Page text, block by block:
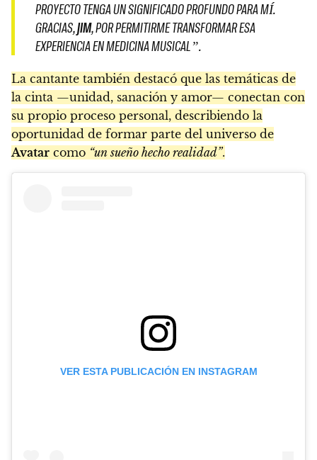
PROYECTO TENGA UN SIGNIFICADO PROFUNDO PARA MÍ.
GRACIAS,JIM, POR PERMITIRME TRANSFORMAR ESA
EXPERIENCIA EN MEDICINA MUSICAL”.
La cantante también destacó que las temáticas de
la cinta —unidad, sanación y amor— conectan con
su propio proceso personal, describiendo la
oportunidad de formar parte del universo de
Avatar como “un sueño hecho realidad”.
VER ESTA PUBLICACIÓN EN INSTAGRAM